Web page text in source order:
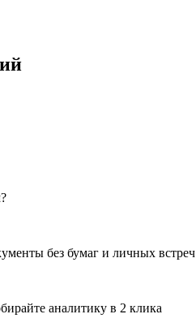
без бумаг и личных встреч
аналитику в 2 клика